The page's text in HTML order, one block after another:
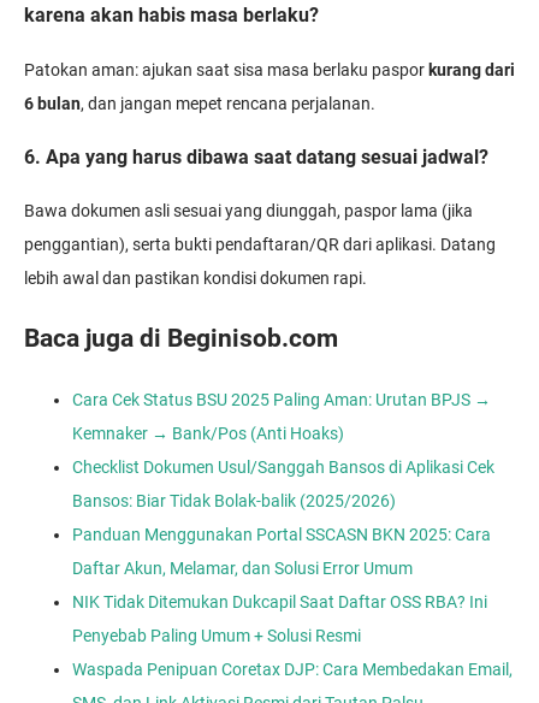
karena akan habis masa berlaku?
Patokan aman: ajukan saat sisa masa berlaku paspor kurang dari
6 bulan, dan jangan mepet rencana perjalanan.
6. Apa yang harus dibawa saat datang sesuai jadwal?
Bawa dokumen asli sesuai yang diunggah, paspor lama (jika
penggantian), serta bukti pendaftaran/QR dari aplikasi. Datang
lebih awal dan pastikan kondisi dokumen rapi.
Baca juga di Beginisob.com
Cara Cek Status BSU 2025 Paling Aman: Urutan BPJS →
Kemnaker → Bank/Pos (Anti Hoaks)
Checklist Dokumen Usul/Sanggah Bansos di Aplikasi Cek
Bansos: Biar Tidak Bolak-balik (2025/2026)
Panduan Menggunakan Portal SSCASN BKN 2025: Cara
Daftar Akun, Melamar, dan Solusi Error Umum
NIK Tidak Ditemukan Dukcapil Saat Daftar OSS RBA? Ini
Penyebab Paling Umum + Solusi Resmi
Waspada Penipuan Coretax DJP: Cara Membedakan Email,